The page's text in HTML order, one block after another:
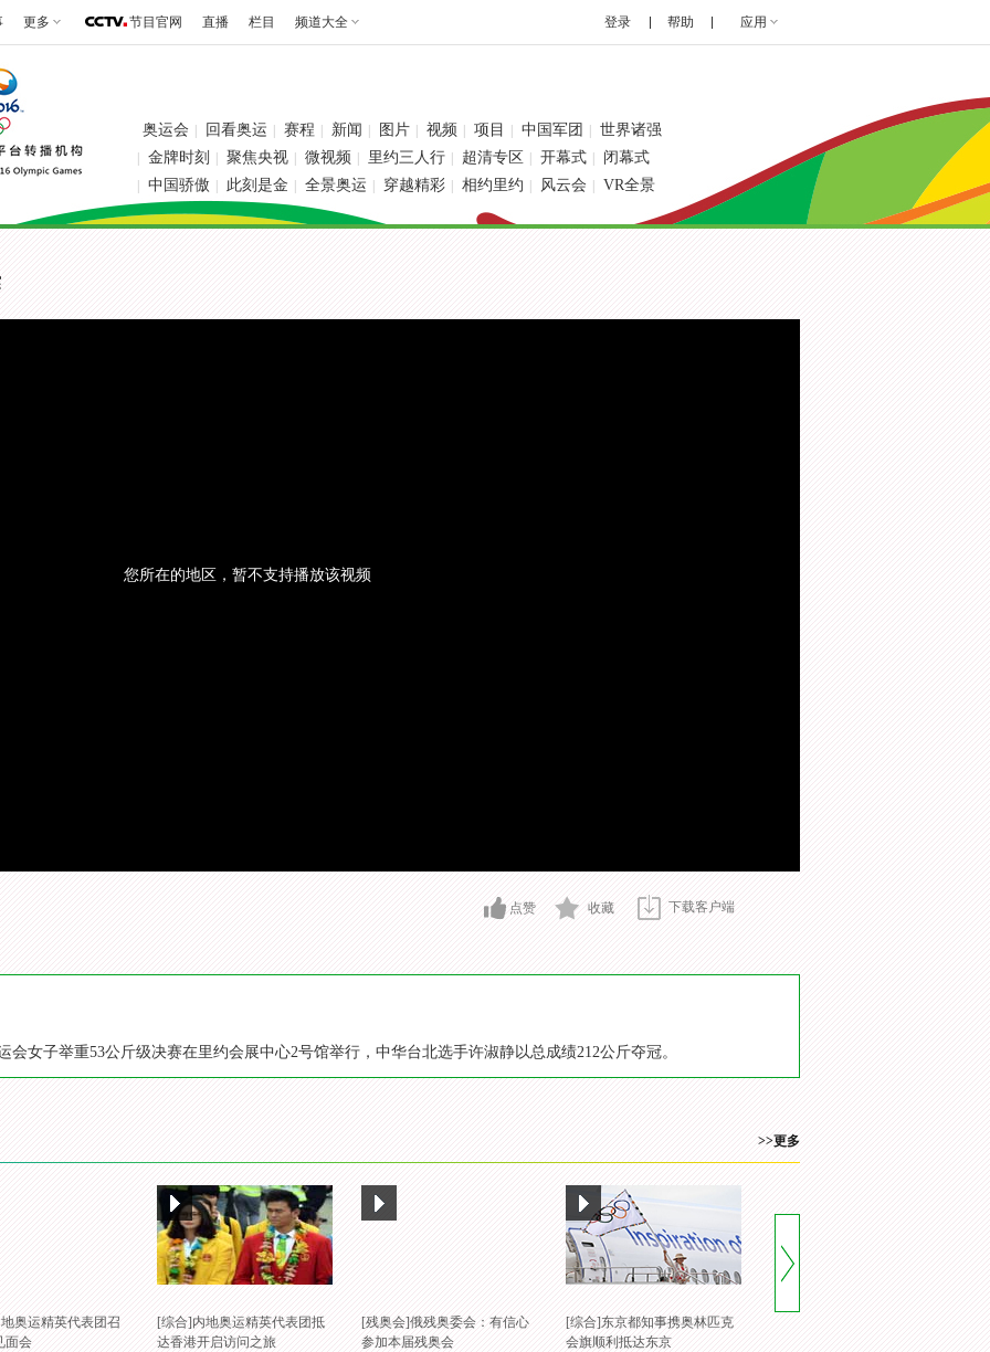
更多 节目官网 直播 栏目 频道大全 帮助 应用
登录
奥运会 回看奥运 赛程 新闻 图片 视频 项目 中国军团 世界诸强
金牌时刻 聚焦央视 微视频 里约三人行 超清专区 开幕式 闭幕式
中国骄傲 此刻是金 全景奥运 穿越精彩 相约里约 风云会 VR全景
您所在的地区，暂不支持播放该视频
点赞 收藏 下载客户端
会女子举重53公斤级决赛在里约会展中心2号馆举行，中华台北选手许淑静以总成绩212公斤夺冠。
>>更多
奥运精英代表团召
面会
[综合]内地奥运精英代表团抵
达香港开启访问之旅
[残奥会]俄残奥委会：有信心
参加本届残奥会
[综合]东京都知事携奥林匹克
会旗顺利抵达东京